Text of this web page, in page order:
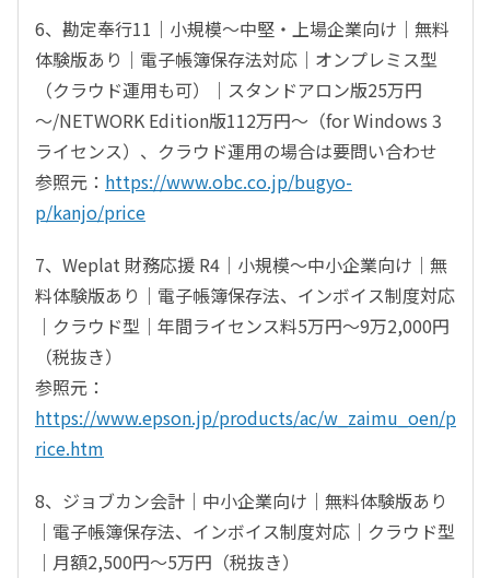
6、勘定奉行11｜小規模～中堅・上場企業向け｜無料
体験版あり｜電子帳簿保存法対応｜オンプレミス型
（クラウド運用も可）｜スタンドアロン版25万円
～/NETWORK Edition版112万円～（for Windows 3
ライセンス）、クラウド運用の場合は要問い合わせ
参照元： https://www.obc.co.jp/bugyo-
p/kanjo/price
7、Weplat 財務応援 R4｜小規模〜中小企業向け｜無
料体験版あり｜電子帳簿保存法、インボイス制度対応
｜クラウド型｜年間ライセンス料5万円～9万2,000円
（税抜き）
参照元：
https://www.epson.jp/products/ac/w_zaimu_oen/p
rice.htm
8、ジョブカン会計｜中小企業向け｜無料体験版あり
｜電子帳簿保存法、インボイス制度対応｜クラウド型
｜月額2,500円～5万円（税抜き）